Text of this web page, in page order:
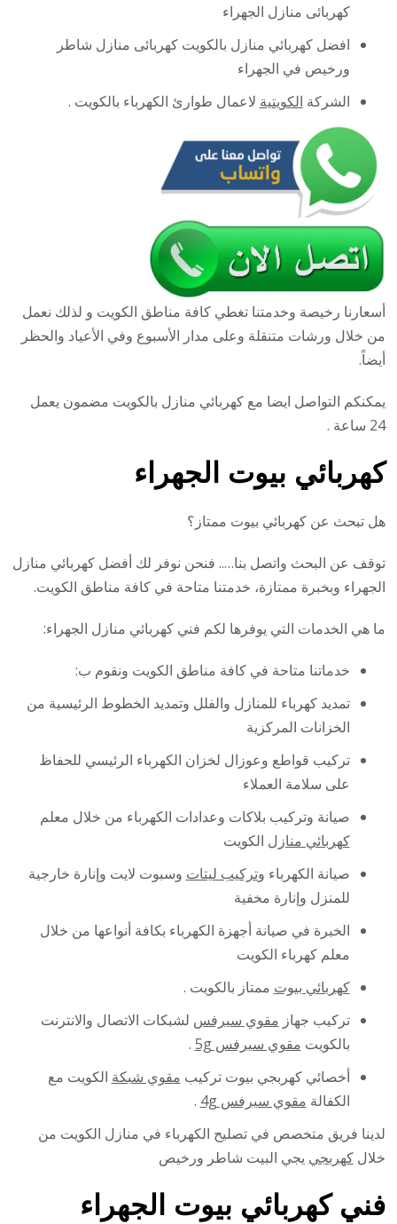
كهربائى منازل الجهراء
افضل كهربائي منازل بالكويت كهربائى منازل شاطر
ورخيص في الجهراء
الشركة الكويتية لاعمال طوارئ الكهرباء بالكويت .
أسعارنا رخيصة وخدمتنا تغطي كافة مناطق الكويت و لذلك نعمل
من خلال ورشات متنقلة وعلى مدار الأسبوع وفي الأعياد والحظر
أيضاً.
يمكنكم التواصل ايضا مع كهربائي منازل بالكويت مضمون يعمل
24 ساعة .
كهربائي بيوت الجهراء
هل تبحث عن كهربائي بيوت ممتاز؟
توقف عن البحث واتصل بنا….. فنحن نوفر لك أفضل كهربائي منازل
الجهراء وبخبرة ممتازة، خدمتنا متاحة في كافة مناطق الكويت.
ما هي الخدمات التي يوفرها لكم فني كهربائي منازل الجهراء:
خدماتنا متاحة في كافة مناطق الكويت ونقوم ب:
تمديد كهرباء للمنازل والفلل وتمديد الخطوط الرئيسية من
الخزانات المركزية
تركيب قواطع وعوزال لخزان الكهرباء الرئيسي للحفاظ
على سلامة العملاء
صيانة وتركيب بلاكات وعدادات الكهرباء من خلال معلم
كهربائي منازل الكويت
صيانة الكهرباء وتركيب ليتات وسبوت لايت وإنارة خارجية
للمنزل وإنارة مخفية
الخبرة في صيانة أجهزة الكهرباء بكافة أنواعها من خلال
معلم كهرباء الكويت
كهربائي بيوت ممتاز بالكويت .
تركيب جهاز مقوي سيرفس لشبكات الاتصال والانترنت
بالكويت مقوي سيرفس 5g
.
أخصائي كهربجي بيوت تركيب مقوي شبكة الكويت مع
الكفالة مقوي سيرفس 4g
.
لدينا فريق متخصص في تصليح الكهرباء في منازل الكويت من
خلالكهربجي يجي البيت شاطر ورخيص
فني كهربائي بيوت الجهراء